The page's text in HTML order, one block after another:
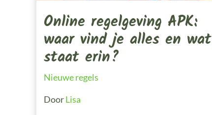
Online regelgeving APK:
waar vind je alles en wat
staat erin?
Nieuwe regels
DoorLisa